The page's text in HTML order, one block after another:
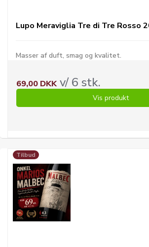
Lupo Meraviglia Tre di Tre Rosso
Masser af duft, smag og kvalitet.
69,00 DKKv/ 6 stk.
Vis produkt
Tilbud